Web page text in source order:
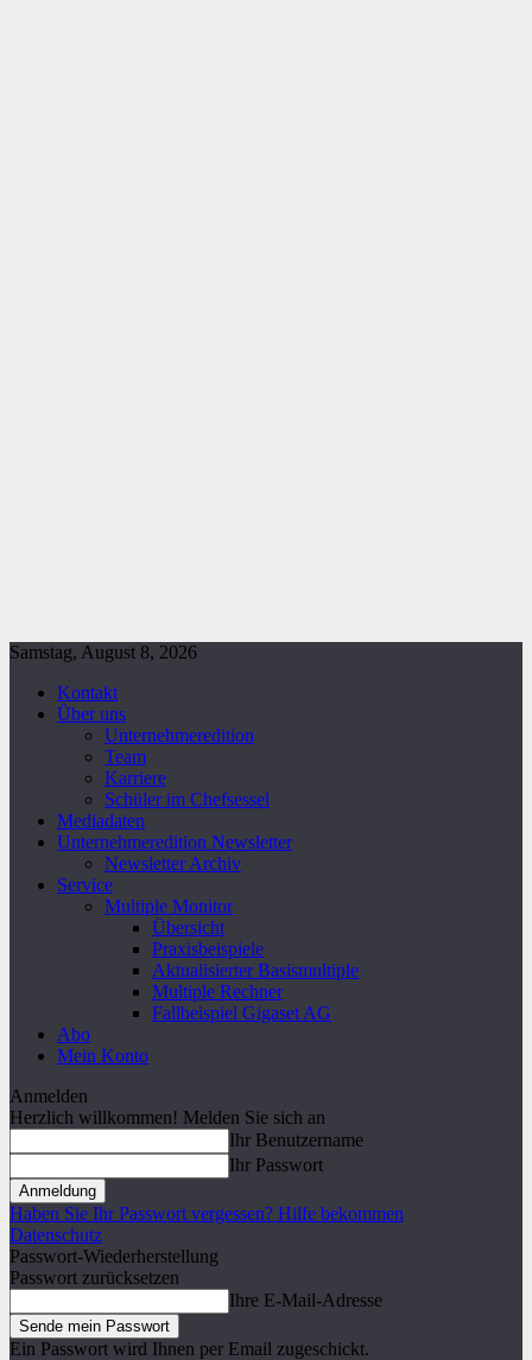
Samstag, August 8, 2026
Kontakt
Über uns
Unternehmeredition
Team
Karriere
Schüler im Chefsessel
Mediadaten
Unternehmeredition Newsletter
Newsletter Archiv
Service
Multiple Monitor
Übersicht
Praxisbeispiele
Aktualisierter Basismultiple
Multiple Rechner
Fallbeispiel Gigaset AG
Abo
Mein Konto
Anmelden
Herzlich willkommen! Melden Sie sich an
Ihr Benutzername
Ihr Passwort
Haben Sie Ihr Passwort vergessen? Hilfe bekommen
Datenschutz
Passwort-Wiederherstellung
Passwort zurücksetzen
Ihre E-Mail-Adresse
Ein Passwort wird Ihnen per Email zugeschickt.